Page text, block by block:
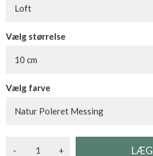
Loft
Vælg størrelse
10 cm
Vælg farve
Natur Poleret Messing
- +